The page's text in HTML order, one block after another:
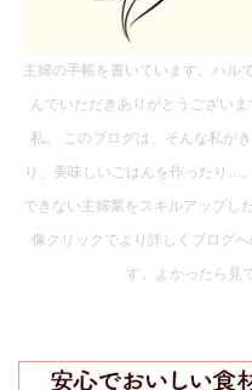
主婦の手帳を書いています。ハル
んでいただきありがとうござい
私。 このブログは、そんな私が
り、美味しいごはんを作ったり…
できない主婦業をスキルアップし
像クリックでより詳しくブログ
す。よかったら見